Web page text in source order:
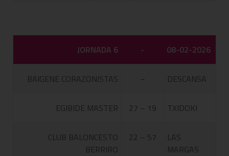
JORNADA 6 - 08-02-2026
BAIGENE CORAZONISTAS – DESCANSA
EGIBIDE MASTER 27 – 19 TXIDOKI
CLUB BALONCESTO
BERRIRO
22 – 57
LAS
MARGAS